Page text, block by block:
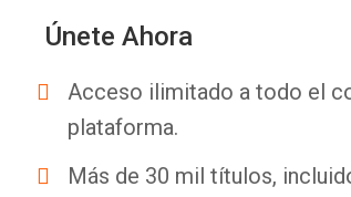
Únete Ahora
Acceso ilimitado a todo el
plataforma.
Más de 30 mil títulos,